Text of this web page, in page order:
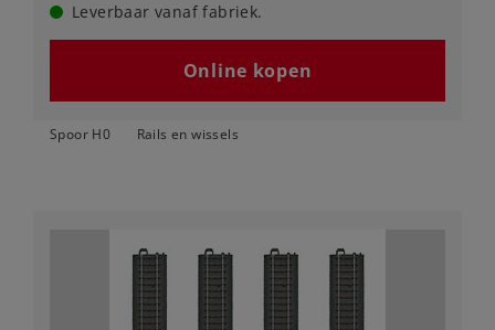
Leverbaar vanaf fabriek.
Online kopen
Spoor H0 Rails en wissels